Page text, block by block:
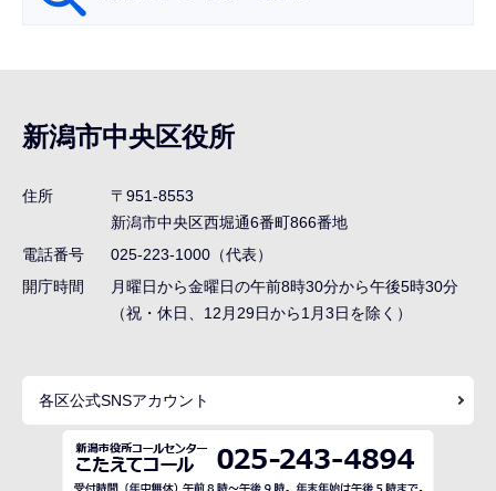
ナ
ビ
ゲ
シ
ョ
ま
新潟市中央区役所
住所
〒951-8553
新潟市中央区西堀通6番町866番地
電話番号
025-223-1000（代表）
開庁時間
月曜日から金曜日の午前8時30分から午後5時30分
（祝・休日、12月29日から1月3日を除く）
各区公式SNSアカウント